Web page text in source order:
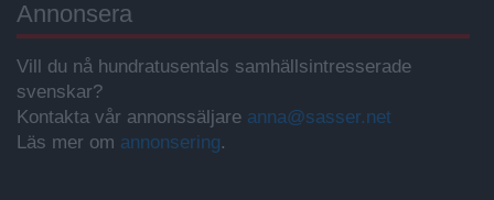
Annonsera
Vill du nå hundratusentals samhällsintresserade
svenskar?
Kontakta vår annonssäljare anna@sasser.net
Läs mer om annonsering.